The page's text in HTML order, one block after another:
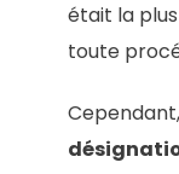
était la
toute